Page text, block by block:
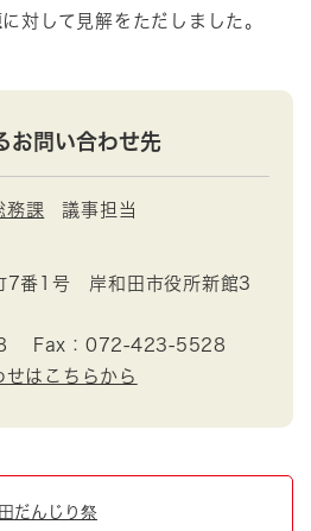
対して見解をただしました。
お問い合わせ先
務課 議事担当
7番1号 岸和田市役所新館3
Fax：072-423-5528
せはこちらから
だんじり祭